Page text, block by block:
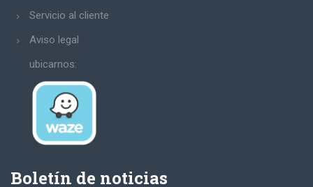
Servicio al cliente
Aviso legal
ubicarnos:
Boletín de noticias